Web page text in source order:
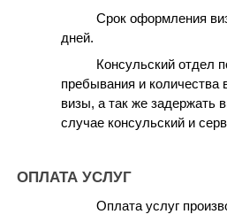
Срок оформления
дней.
Консульский отдел
пребывания и количества
визы, а так же задержать
случае консульский и
ОПЛАТА УСЛУГ
Оплата услуг